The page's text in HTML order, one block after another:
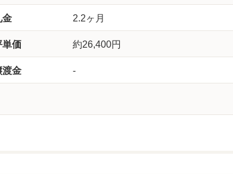
金 2.2ヶ月
単価 約26,400円
渡金 -